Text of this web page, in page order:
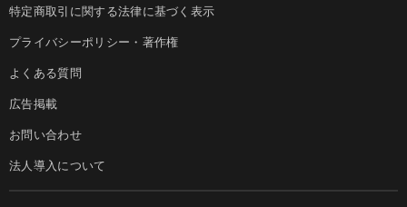
特定商取引に関する法律に基づく表示
プライバシーポリシー・著作権
よくある質問
広告掲載
お問い合わせ
法人導入について